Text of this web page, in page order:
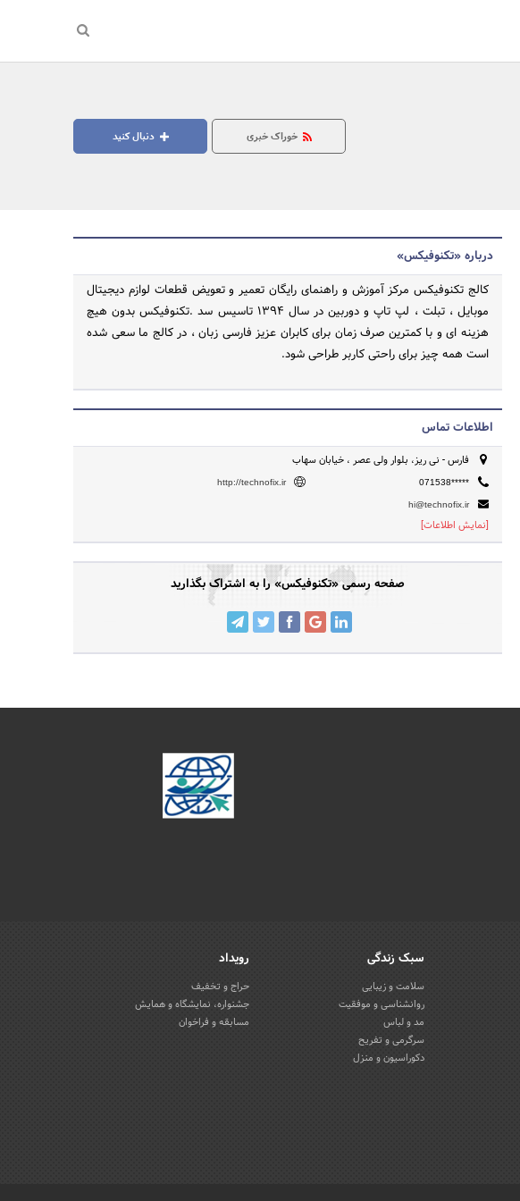
جستجو
دنبال کنید خوراک خبری
درباره «تکنوفیکس»
کالج تکنوفیکس مرکز آموزش و راهنمای رایگان تعمیر و تعویض قطعات لوازم دیجیتال
موبایل ، تبلت ، لپ تاپ و دوربین در سال 1394 تاسیس سد .تکنوفیکس بدون هیچ
هزینه ای و با کمترین صرف زمان برای کابران عزیز فارسی زبان ، در کالج ما سعی شده
است همه چیز برای راحتی کاربر طراحی شود.
اطلاعات تماس
فارس - نی ریز، بلوار ولی عصر ، خیابان سهاب
071538*****
http://technofix.ir
hi@technofix.ir
[نمایش اطلاعات]
صفحه رسمی «تکنوفیکس» را به اشتراک بگذارید
سبک زندگی
سلامت و زیبایی
روانشناسی و موفقیت
مد و لباس
سرگرمی و تفریح
دکوراسیون و منزل
رویداد
حراج و تخفیف
جشنواره، نمایشگاه و همایش
مسابقه و فراخوان